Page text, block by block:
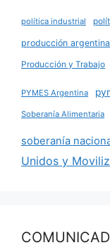
política industrial
producción argentina
Producción y Trabajo
PYMES Argentina
Soberanía Alimentaria
soberanía
Unidos y